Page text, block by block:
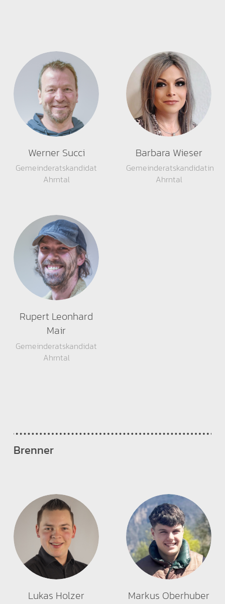
Werner Succi
Gemeinderatskandidat
Ahrntal
Barbara Wieser
Gemeinderatskandidatin
Ahrntal
Rupert Leonhard
Mair
Gemeinderatskandidat
Ahrntal
Brenner
Lukas Holzer Markus Oberhuber